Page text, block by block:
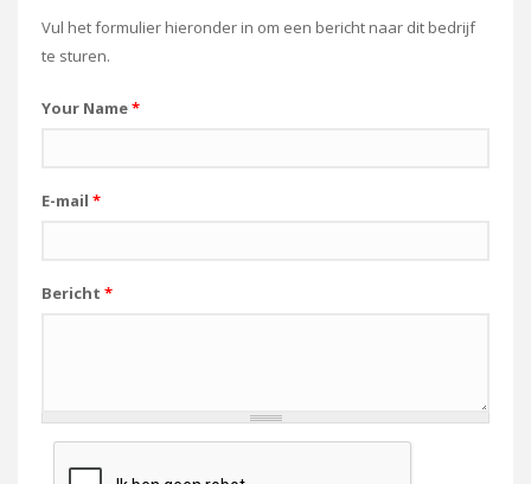
Vul het formulier hieronder in om een bericht naar dit bedrijf
te sturen.
Your Name*
E-mail *
Bericht *